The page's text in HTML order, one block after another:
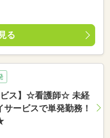
る
ビス】☆看護師☆ 未経
ービスで単発勤務！